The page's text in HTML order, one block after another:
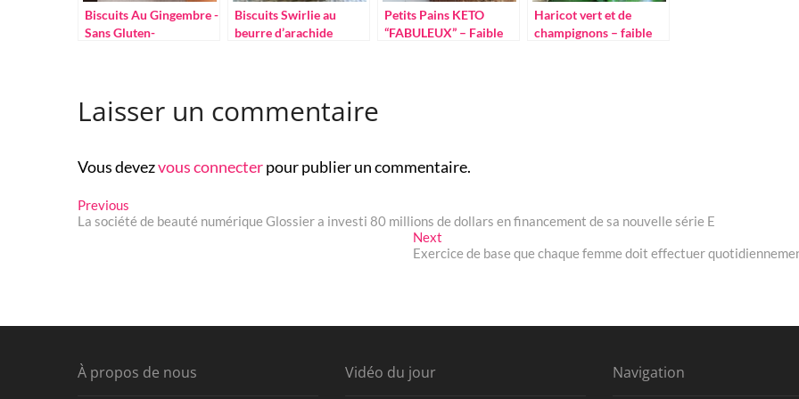
Biscuits Au Gingembre -
Sans Gluten-
Biscuits Swirlie au
beurre d’arachide
Petits Pains KETO
“FABULEUX” – Faible
Haricot vert et de
champignons – faible
Laisser un commentaire
Vous devezvous connecterpour publier un commentaire.
Navigation
Previous
post:
La société de beauté numérique Glossier a investi 80 millions de dollars en financement de sa nouvelle série E
Next
post:
Exercice de base que chaque femme doit effectuer
À propos de nous Vidéo du jour Navigation